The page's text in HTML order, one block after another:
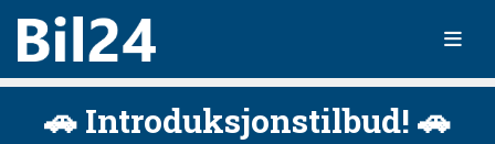
🚗 Introduksjonstilbud! 🚗